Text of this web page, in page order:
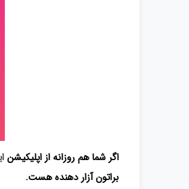
اگر شما هم روزانه از اپلیکیشن
براتون آزار دهنده هست.